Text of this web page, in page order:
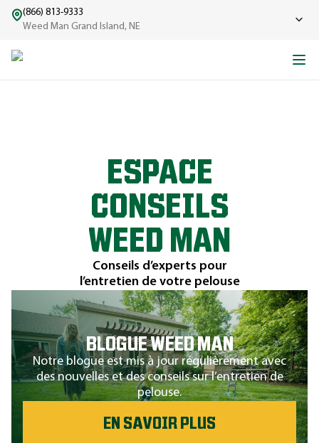
(866) 813-9333
Weed Man Grand Island, NE
ESPACE
CONSEILS
WEED MAN
Conseils d’experts pour
l’entretien de votre pelouse
BLOGUE WEED MAN
Notre blogue est mis à jour régulièrement avec
des nouvelles et des conseils sur l’entretien de
pelouse.
EN SAVOIR PLUS